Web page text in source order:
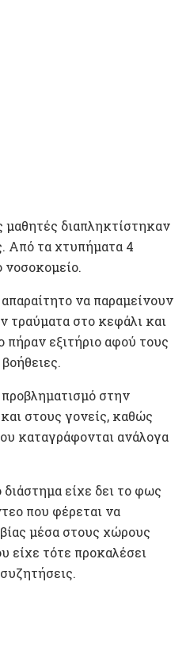
διαπληκτίστηκαν
Από τα χτυπήματα 4
νοσοκομείο.
να παραμείνουν
τραύματα στο κεφάλι και
εξιτήριο αφού τους
στην
στους γονείς, καθώς
καταγράφονται ανάλογα
είχε δει το φως
που φέρεται να
μέσα στους χώρους
είχε τότε προκαλέσει